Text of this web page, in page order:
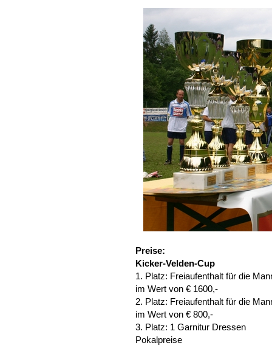
Preise:
Kicker-Velden-Cup
1. Platz: Freiaufenthalt für die
im Wert von € 1600,-
2. Platz: Freiaufenthalt für die
im Wert von € 800,-
3. Platz: 1 Garnitur Dressen
Pokalpreise